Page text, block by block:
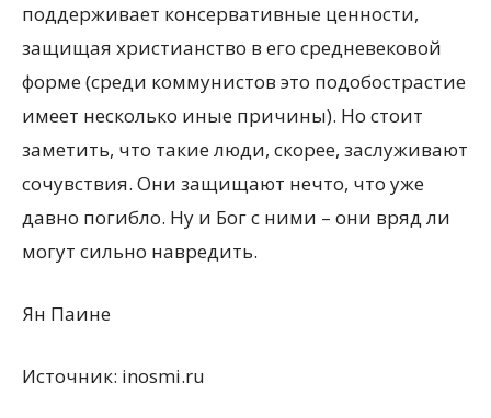
поддерживает консервативные ценности,
защищая христианство в его средневековой
форме (среди коммунистов это подобострастие
имеет несколько иные причины). Но стоит
заметить, что такие люди, скорее, заслуживают
сочувствия. Они защищают нечто, что уже
давно погибло. Ну и Бог с ними – они вряд ли
могут сильно навредить.
Ян Паине
Источник: inosmi.ru